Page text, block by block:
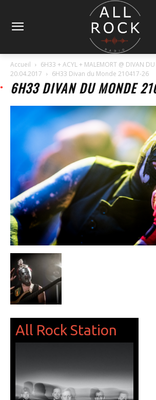
Accueil
6H33 + ACYL + MALEMORT @ DIVAN
20.04.2017
6H33 Divan du Monde 210417-26
6H33 DIVAN DU MONDE